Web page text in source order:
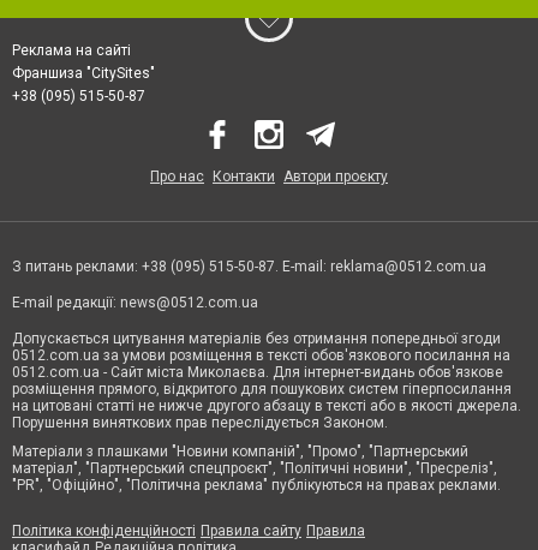
Реклама на сайті
Франшиза "CitySites"
+38 (095) 515-50-87
Про нас Контакти Автори проєкту
З питань реклами: +38 (095) 515-50-87. E-mail: reklama@0512.com.ua
E-mail редакції: news@0512.com.ua
Допускається цитування матеріалів без отримання попередньої згоди
0512.com.ua за умови розміщення в тексті обов'язкового посилання на
0512.com.ua - Сайт міста Миколаєва. Для інтернет-видань обов'язкове
розміщення прямого, відкритого для пошукових систем гіперпосилання
на цитовані статті не нижче другого абзацу в тексті або в якості джерела.
Порушення виняткових прав переслідується Законом.
Матеріали з плашками "Новини компаній", "Промо", "Партнерський
матеріал", "Партнерський спецпроєкт", "Політичні новини", "Пресреліз",
"PR", "Офіційно", "Політична реклама" публікуються на правах реклами.
Політика конфіденційності Правила сайту Правила